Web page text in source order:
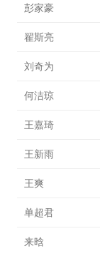
彭家豪
翟斯亮
刘奇为
何洁琼
王嘉琦
王新雨
王爽
单超君
来晗